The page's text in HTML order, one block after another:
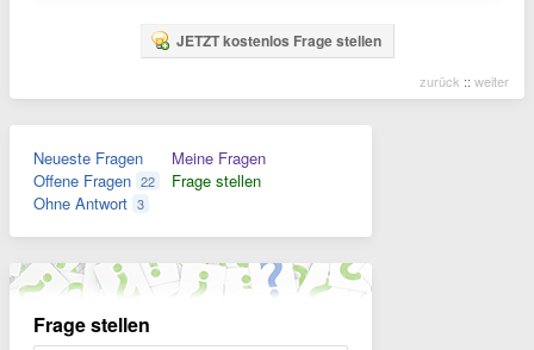
JETZT kostenlos Frage stellen
zurück :: weiter
Neueste Fragen
Offene Fragen 22
Ohne Antwort 3
Meine Fragen
Frage stellen
Frage stellen